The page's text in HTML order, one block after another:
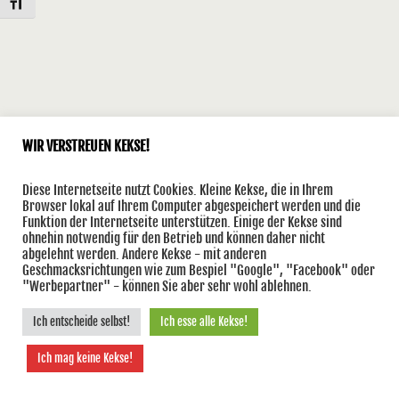
Schrift vergrößern
WIR VERSTREUEN KEKSE!
Diese Internetseite nutzt Cookies. Kleine Kekse, die in Ihrem
Browser lokal auf Ihrem Computer abgespeichert werden und die
Funktion der Internetseite unterstützen. Einige der Kekse sind
ohnehin notwendig für den Betrieb und können daher nicht
abgelehnt werden. Andere Kekse - mit anderen
Geschmacksrichtungen wie zum Bespiel "Google", "Facebook" oder
"Werbepartner" - können Sie aber sehr wohl ablehnen.
Ich entscheide selbst! Ich esse alle Kekse!
Ich mag keine Kekse!